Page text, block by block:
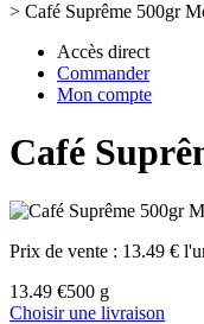
> Café Suprême 500gr
Accès direct
Commander
Mon compte
Café
Prix de vente : 13.49 €
13.49 €500 g
Choisir une livraison